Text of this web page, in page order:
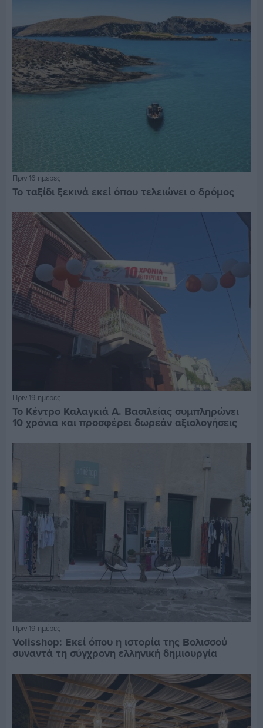
Πριν 16 ημέρες
Το ταξίδι ξεκινά εκεί όπου τελειώνει ο δρόμος
Πριν 19 ημέρες
Το Κέντρο Καλαγκιά Α. Βασιλείας συμπληρώνει
10 χρόνια και προσφέρει δωρεάν αξιολογήσεις
Πριν 19 ημέρες
Volisshop: Εκεί όπου η ιστορία της Βολισσού
συναντά τη σύγχρονη ελληνική δημιουργία